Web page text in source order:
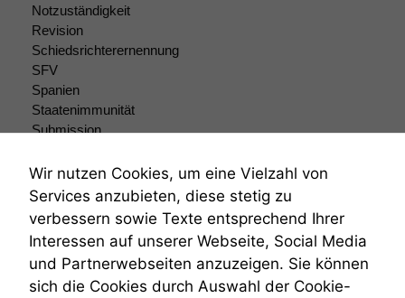
Notzuständigkeit
Revision
Schiedsrichterernennung
SFV
Spanien
Staatenimmunität
Submission
Teilungsklage
Venezuela
VRK
Wiederherstellungsanordnung
Zivilprozessordnung
ZPO
Zustellfiktion
Wir nutzen Cookies, um eine Vielzahl von
Services anzubieten, diese stetig zu
verbessern sowie Texte entsprechend Ihrer
Interessen auf unserer Webseite, Social Media
und Partnerwebseiten anzuzeigen. Sie können
sich die Cookies durch Auswahl der Cookie-